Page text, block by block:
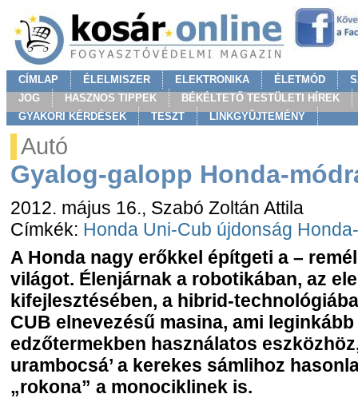
CÍMLAP ÉLELMISZER ELEKTRONIKA ÉLETMÓD
JOG
HASZNOS TIPPEK
BÉKÉLTETŐ TESTÜLETI HÍREK
GYAKORI KÉRDÉSEK
TESZT LINKGYÜJTEMÉNY
Autó
Gyalog-galopp Honda-
2012. május 16., Szabó Zoltán Attila
Címkék: Honda Uni-Cub újdonság
A Honda nagy erőkkel építgeti a –
világot. Élenjárnak a robotikában, az
kifejlesztésében, a hibrid-
CUB elnevezésű masina, ami
edzőtermekben használatos
urambocsá’ a kerekes sámlihoz
„rokona” a monociklinek is.